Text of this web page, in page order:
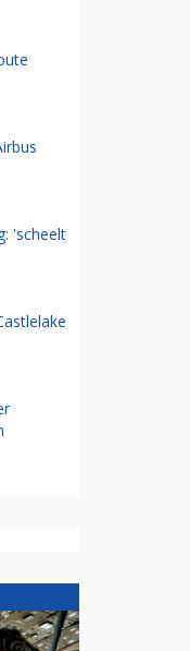
'scheelt